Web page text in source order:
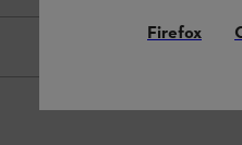
Firefox